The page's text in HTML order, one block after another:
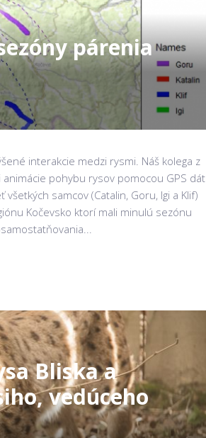
párenia
interakcie medzi rysmi. Náš kolega z
pohybu rysov pomocou GPS dát
samcov (Catalin, Goru, Igi a Klif)
Kočevsko ktorí mali minulú sezónu
Bliska a
vedúceho